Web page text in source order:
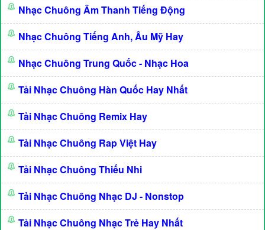
Nhạc Chuông Âm Thanh Tiếng Động
Nhạc Chuông Tiếng Anh, Âu Mỹ Hay
Nhạc Chuông Trung Quốc - Nhạc Hoa
Tải Nhạc Chuông Hàn Quốc Hay Nhất
Tải Nhạc Chuông Remix Hay
Tải Nhạc Chuông Rap Việt Hay
Tải Nhạc Chuông Thiếu Nhi
Tải Nhạc Chuông Nhạc DJ - Nonstop
Tải Nhạc Chuông Nhạc Trẻ Hay Nhất